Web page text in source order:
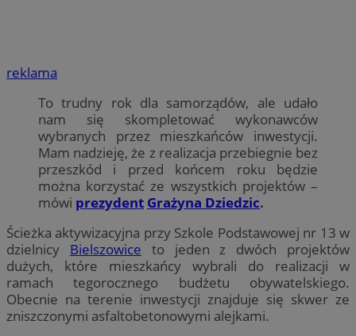
reklama
To trudny rok dla samorządów, ale udało
nam się skompletować wykonawców
wybranych przez mieszkańców inwestycji.
Mam nadzieję, że z realizacja przebiegnie bez
przeszkód i przed końcem roku będzie
można korzystać ze wszystkich projektów –
mówi prezydent Grażyna Dziedzic.
Ścieżka aktywizacyjna przy Szkole Podstawowej nr 13 w
dzielnicy Bielszowice to jeden z dwóch projektów
dużych, które mieszkańcy wybrali do realizacji w
ramach tegorocznego budżetu obywatelskiego.
Obecnie na terenie inwestycji znajduje się skwer ze
zniszczonymi asfaltobetonowymi alejkami.